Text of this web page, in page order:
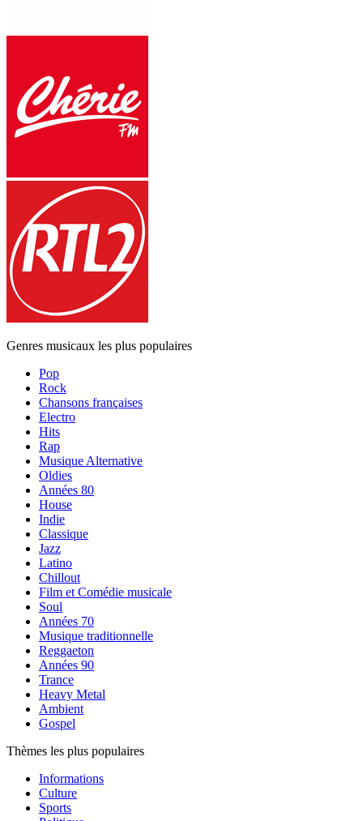
Genres musicaux les plus populaires
Pop
Rock
Chansons françaises
Electro
Hits
Rap
Musique Alternative
Oldies
Années 80
House
Indie
Classique
Jazz
Latino
Chillout
Film et Comédie musicale
Soul
Années 70
Musique traditionnelle
Reggaeton
Années 90
Trance
Heavy Metal
Ambient
Gospel
Thèmes les plus populaires
Informations
Culture
Sports